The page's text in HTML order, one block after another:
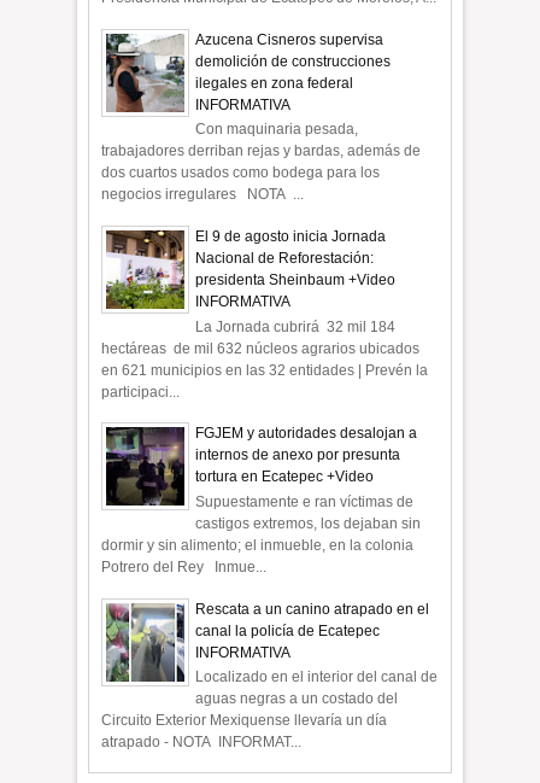
Azucena Cisneros supervisa
demolición de construcciones
ilegales en zona federal
INFORMATIVA
Con maquinaria pesada,
trabajadores derriban rejas y bardas, además de
dos cuartos usados como bodega para los
negocios irregulares NOTA ...
El 9 de agosto inicia Jornada
Nacional de Reforestación:
presidenta Sheinbaum +Video
INFORMATIVA
La Jornada cubrirá 32 mil 184
hectáreas de mil 632 núcleos agrarios ubicados
en 621 municipios en las 32 entidades | Prevén la
participaci...
FGJEM y autoridades desalojan a
internos de anexo por presunta
tortura en Ecatepec +Video
Supuestamente e ran víctimas de
castigos extremos, los dejaban sin
dormir y sin alimento; el inmueble, en la colonia
Potrero del Rey Inmue...
Rescata a un canino atrapado en el
canal la policía de Ecatepec
INFORMATIVA
Localizado en el interior del canal de
aguas negras a un costado del
Circuito Exterior Mexiquense llevaría un día
atrapado - NOTA INFORMAT...